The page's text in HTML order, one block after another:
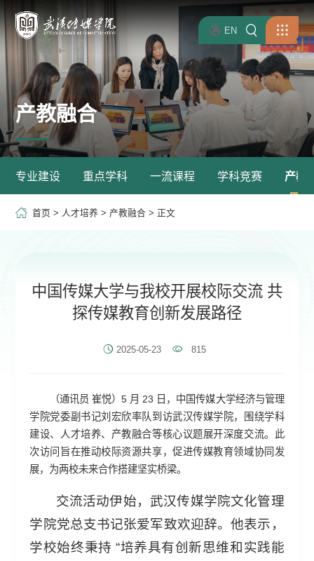
EN
产教融合
专业建设 重点学科 一流课程 学科竞赛 产教
首页 > 人才培养 > 产教融合 > 正文
中国传媒大学与我校开展校际交流 共
探传媒教育创新发展路径
2025-05-23 815
（通讯员 崔悦）5 月 23 日，中国传媒大学经济与管理
学院党委副书记刘宏欣率队到访武汉传媒学院，围绕学科
建设、人才培养、产教融合等核心议题展开深度交流。此
次访问旨在推动校际资源共享，促进传媒教育领域协同发
展，为两校未来合作搭建坚实桥梁。
交流活动伊始，武汉传媒学院文化管理
学院党总支书记张爱军致欢迎辞。他表示，
学校始终秉持 “培养具有创新思维和实践能